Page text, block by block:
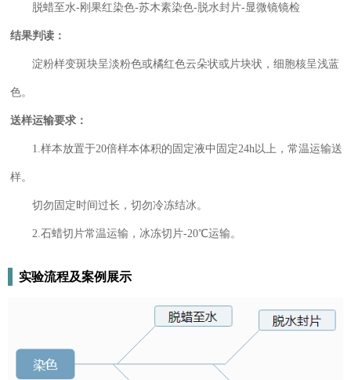
脱蜡至水-刚果红染色-苏木素染色-脱水封片-显微镜镜检
结果判读：
淀粉样变斑块呈淡粉色或橘红色云朵状或片块状，细胞核呈浅蓝
色。
送样运输要求：
1.样本放置于20倍样本体积的固定液中固定24h以上，常温运输送
样。
切勿固定时间过长，切勿冷冻结冰。
2.石蜡切片常温运输，冰冻切片-20℃运输。
实验流程及案例展示